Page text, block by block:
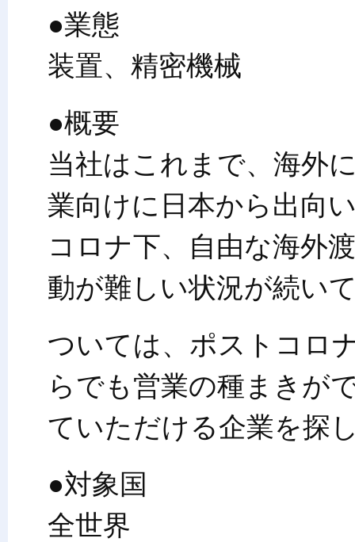
●業態
装置、精密機械
●概要
当社はこれまで、海外
業向けに日本から出向
コロナ下、自由な海外
動が難しい状況が続い
ついては、ポストコロ
らでも営業の種まきが
ていただける企業を探
●対象国
全世界